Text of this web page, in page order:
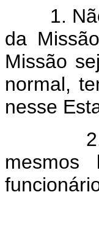
1. Não
da
Missão
normal,
nesse
2. O
mesmos